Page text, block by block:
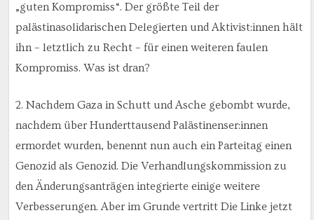
„guten Kompromiss“. Der größte Teil der
palästinasolidarischen Delegierten und Aktivist:innen hält
ihn – letztlich zu Recht – für einen weiteren faulen
Kompromiss. Was ist dran?
2. Nachdem Gaza in Schutt und Asche gebombt wurde,
nachdem über Hunderttausend Palästinenser:innen
ermordet wurden, benennt nun auch ein Parteitag einen
Genozid als Genozid. Die Verhandlungskommission zu
den Änderungsanträgen integrierte einige weitere
Verbesserungen. Aber im Grunde vertritt Die Linke jetzt